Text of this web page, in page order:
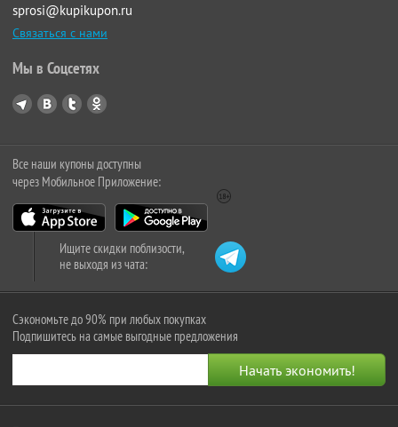
sprosi@kupikupon.ru
Связаться с нами
Мы в Соцсетях
Все наши купоны доступны
через Мобильное Приложение:
Ищите скидки поблизости,
не выходя из чата:
Сэкономьте до 90% при любых покупках
Подпишитесь на самые выгодные предложения